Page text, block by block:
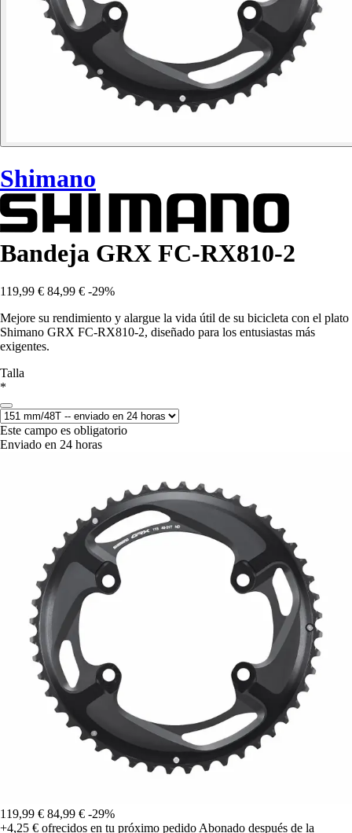
Shimano
Bandeja GRX FC-RX810-2
119,99 € 84,99 € -29%
Mejore su rendimiento y alargue la vida útil de su bicicleta con el plato
Shimano GRX FC-RX810-2, diseñado para los entusiastas más
exigentes.
Talla
*
Este campo es obligatorio
Enviado en 24 horas
119,99 € 84,99 € -29%
+4,25 € ofrecidos en tu próximo pedido Abonado después de la